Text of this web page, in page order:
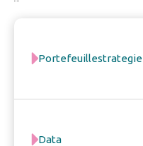
Portefeuillestrategie
Data